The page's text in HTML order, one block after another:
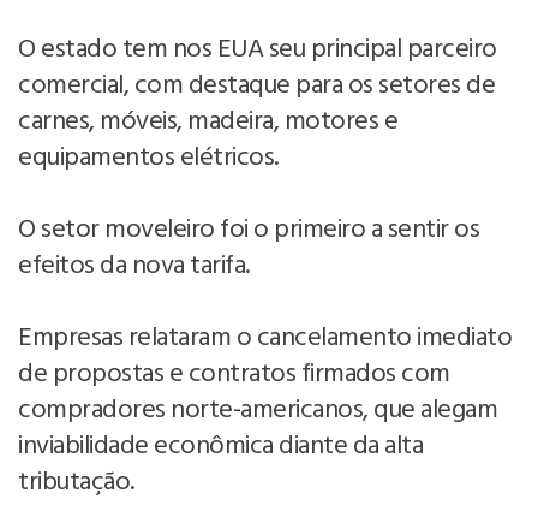
O estado tem nos EUA seu principal parceiro
comercial, com destaque para os setores de
carnes, móveis, madeira, motores e
equipamentos elétricos.
O setor moveleiro foi o primeiro a sentir os
efeitos da nova tarifa.
Empresas relataram o cancelamento imediato
de propostas e contratos firmados com
compradores norte-americanos, que alegam
inviabilidade econômica diante da alta
tributação.